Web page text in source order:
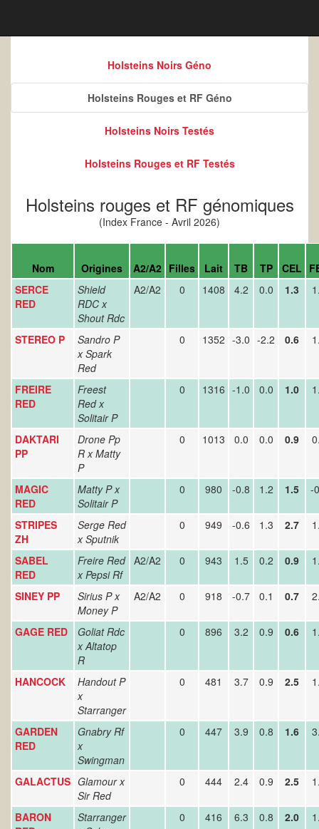
Holsteins Noirs Géno
Holsteins Rouges et RF Géno
Holsteins Noirs Testés
Holsteins Rouges et RF Testés
Holsteins rouges et RF génomiques
(Index France - Avril 2026)
Nom Origines A2/A2 Filles Lait TB TP CEL
SERCE
RED
Shield
RDC x
Shout Rdc
A2/A2 0 1408 4.2 0.0 1.3
STEREO P
Sandro P
x Spark
Red
0 1352 -3.0 -2.2 0.6
FREIRE
RED
Freest
Red x
Solitair P
0 1316 -1.0 0.0 1.0
DAKTARI
PP
Drone Pp
R x Matty
P
0 1013 0.0 0.0 0.9
MAGIC
RED
Matty P x
Solitair P
0 980 -0.8 1.2 1.5 -
STRIPES
ZH
Serge Red
x Sputnik
0 949 -0.6 1.3 2.7
SABEL
RED
Freire Red
x Pepsi Rf
A2/A2 0 943 1.5 0.2 0.9
SINEY PP
Sirius P x
Money P
A2/A2 0 918 -0.7 0.1 0.7
GAGE RED
Goliat Rdc
x Altatop
R
0 896 3.2 0.9 0.6
HANCOCK
Handout P
x
Starranger
0 481 3.7 0.9 2.5
GARDEN
RED
Gnabry Rf
x
Swingman
0 447 3.9 0.8 1.6
GALACTUS Glamour x
Sir Red
0 444 2.4 0.9 2.5
BARON
Starranger
0 416 6.3 0.8 2.0